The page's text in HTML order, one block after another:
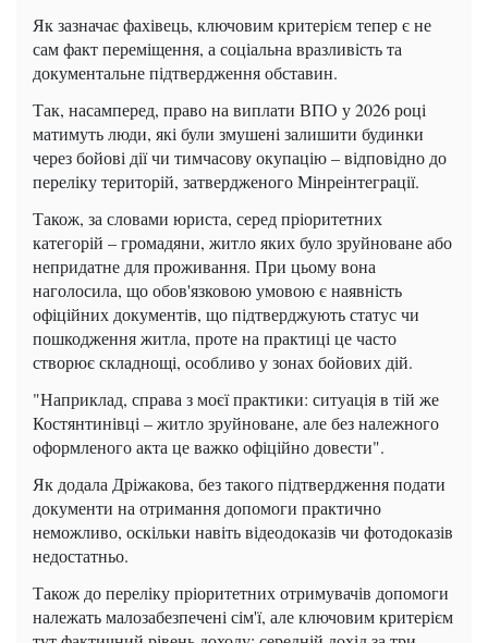
Як зазначає фахівець, ключовим критерієм тепер є не
сам факт переміщення, а соціальна вразливість та
документальне підтвердження обставин.
Так, насамперед, право на виплати ВПО у 2026 році
матимуть люди, які були змушені залишити будинки
через бойові дії чи тимчасову окупацію – відповідно до
переліку територій, затвердженого Мінреінтеграції.
Також, за словами юриста, серед пріоритетних
категорій – громадяни, житло яких було зруйноване або
непридатне для проживання. При цьому вона
наголосила, що обов'язковою умовою є наявність
офіційних документів, що підтверджують статус чи
пошкодження житла, проте на практиці це часто
створює складнощі, особливо у зонах бойових дій.
"Наприклад, справа з моєї практики: ситуація в тій же
Костянтинівці – житло зруйноване, але без належного
оформленого акта це важко офіційно довести".
Як додала Дріжакова, без такого підтвердження подати
документи на отримання допомоги практично
неможливо, оскільки навіть відеодоказів чи фотодоказів
недостатньо.
Також до переліку пріоритетних отримувачів допомоги
належать малозабезпечені сім'ї, але ключовим критерієм